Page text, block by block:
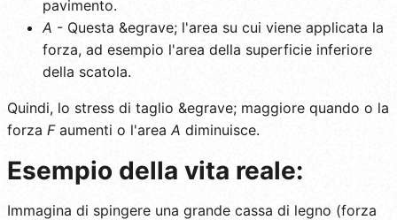
pavimento.
A - Questa &egrave; l'area su cui viene applicata la
forza, ad esempio l'area della superficie inferiore
della scatola.
Quindi, lo stress di taglio &egrave; maggiore quando o la
forza Faumenti o l'area A diminuisce.
Esempio della vita reale:
Immagina di spingere una grande cassa di legno (forza